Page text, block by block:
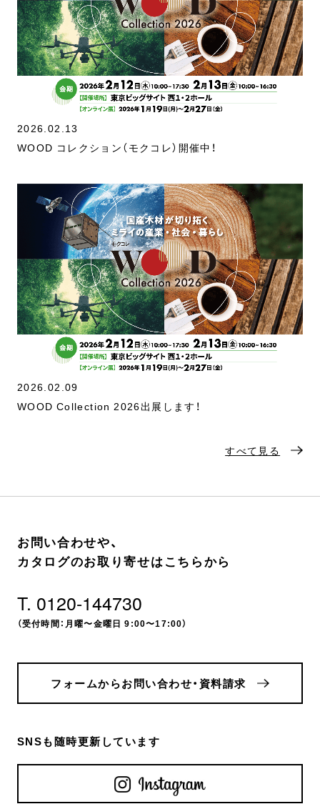
2026.02.13
WOOD コレクション（モクコレ）開催中！
2026.02.09
WOOD Collection 2026出展します！
すべて見る
お問い合わせや、
カタログのお取り寄せはこちらから
T. 0120-144730
（受付時間：月曜〜金曜日 9:00〜17:00）
フォームからお問い合わせ・資料請求
SNSも随時更新しています